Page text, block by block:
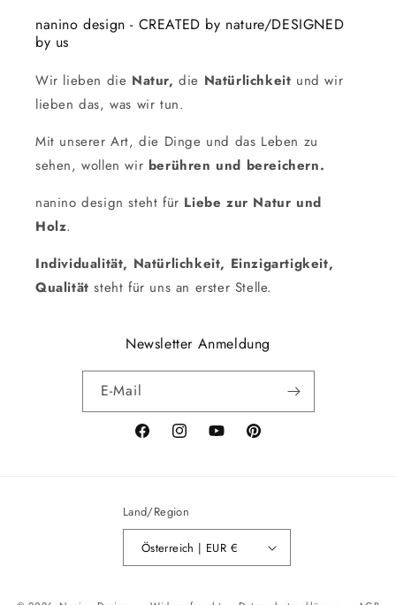
nanino design - CREATED by nature/DESIGNED
by us
Wir lieben die Natur, die Natürlichkeit und wir
lieben das, was wir tun.
Mit unserer Art, die Dinge und das Leben zu
sehen, wollen wir berühren und bereichern.
nanino design steht für Liebe zur Natur und
Holz.
Individualität, Natürlichkeit, Einzigartigkeit,
Qualität steht für uns an erster Stelle.
Newsletter Anmeldung
E-Mail
FacebookInstagramYouTubePinterest
Land/Region
Österreich | EUR €